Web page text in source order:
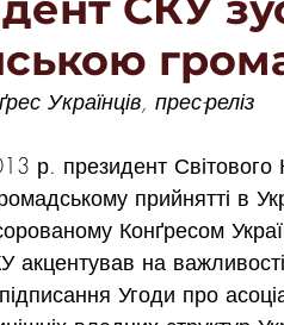
Українців, прес-реліз
прийнятті в
Конґресом
акцентував на
Угоди про